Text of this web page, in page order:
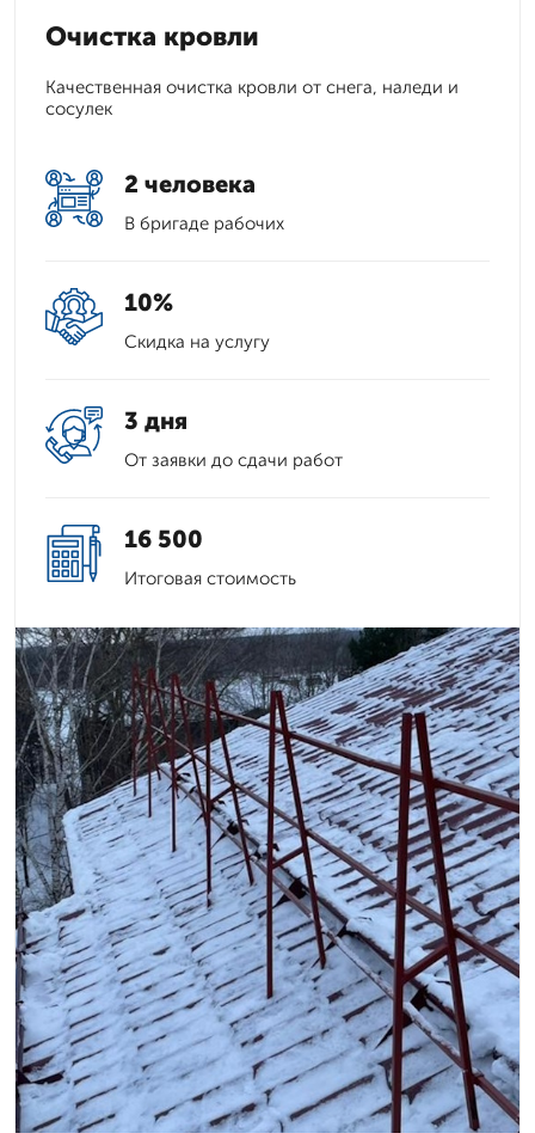
Очистка кровли
Качественная очистка кровли от снега, наледи и
сосулек
2 человека
В бригаде рабочих
10%
Скидка на услугу
3 дня
От заявки до сдачи работ
16 500
Итоговая стоимость